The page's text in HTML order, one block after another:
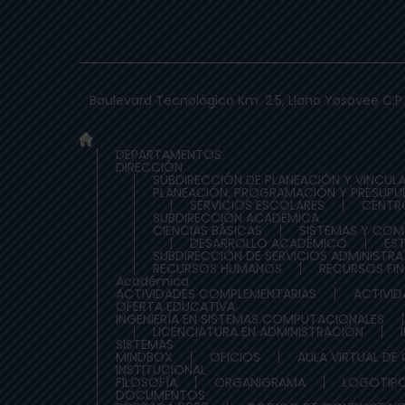
Boulevard Tecnológico Km. 2.5, Llano Yosovee
DEPARTAMENTOS
DIRECCIÓN
SUBDIRECCIÓN DE PLANEACIÒN Y
PLANEACIÓN, PROGRAMACIÓN Y
SERVICIOS ESCOLARES
SUBDIRECCIÓN ACADÉMICA
CIENCIAS BÁSICAS SISTEMAS Y
DESARROLLO ACADÉMICO
SUBDIRECCIÓN DE SERVICIOS
RECURSOS HUMANOS RECURSOS
Académica
ACTIVIDADES COMPLEMENTARIAS
OFERTA EDUCATIVA
INGENIERÍA EN SISTEMAS COMPUTACIONALES
LICENCIATURA EN ADMINISTRACIÓN
SISTEMAS
MINDBOX OFICIOS AULA VIRTUAL DE
INSTITUCIONAL
FILOSOFÍA ORGANIGRAMA
DOCUMENTOS